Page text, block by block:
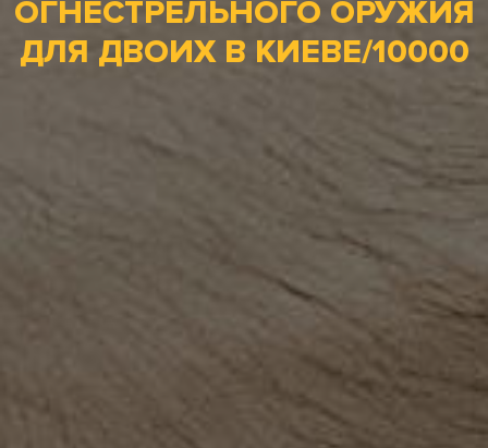
ОГНЕСТРЕЛЬНОГО ОРУЖИЯ
ДЛЯ ДВОИХ В КИЕВЕ/10000